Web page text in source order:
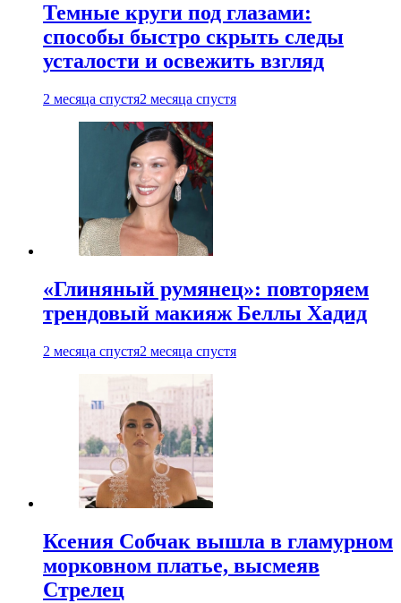
Темные круги под глазами:
способы быстро скрыть следы
усталости и освежить взгляд
2 месяца спустя2 месяца спустя
«Глиняный румянец»: повторяем
трендовый макияж Беллы Хадид
2 месяца спустя2 месяца спустя
Ксения Собчак вышла в гламурном
морковном платье, высмеяв
Стрелец